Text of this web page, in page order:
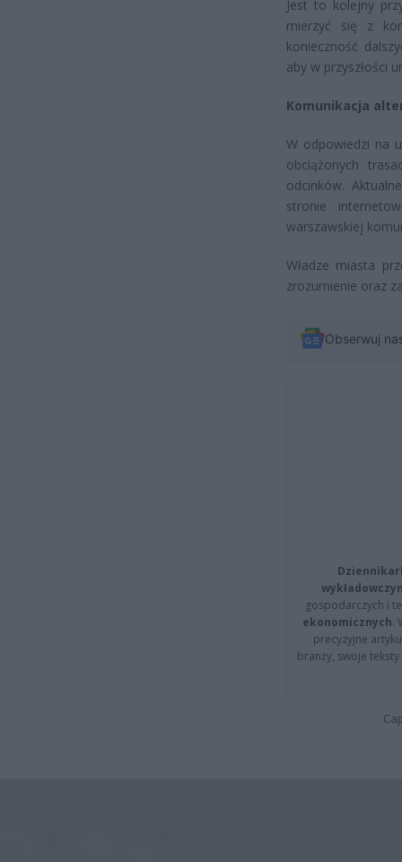
Jest to kolejny
mierzyć się z
konieczność
aby w przyszłości
Komunikacja
W odpowiedzi na
obciążonych
odcinków.
stronie
warszawskiej
Władze miasta
zrozumienie oraz
Obserwuj
gospodarczych i
ekonomicznych.
precyzyjne
branży, swoje